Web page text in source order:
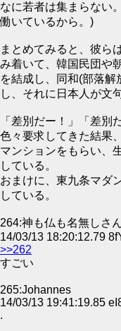
なに若者は集まらない。
働いているから。)
まとめてみると、彼ら
み着いて、韓国民団や
を結成し、同和(部落
し、それに日本人が文
「差別だー！」「差別
色々要求してきた結果
マンションをもらい、
している。
おまけに、東九条マダ
している。
264:神も仏も名無しさ
14/03/13 18:20:12.79
>>262
すごい
265:Johannes
14/03/13 19:41:19.85
.